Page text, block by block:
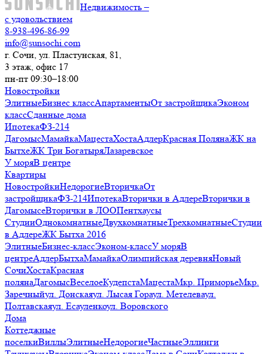
Недвижимость –
с удовольствием
8-938-496-86-99
info@sunsochi.com
г. Сочи, ул. Пластунская, 81,
3 этаж, офис 17
пн-пт 09:30–18:00
Новостройки
ЭлитныеБизнес классАпартаментыОт застройщикаЭконом
классСданные дома
ИпотекаФЗ-214
ДагомысМамайкаМацестаХостаАдлерКрасная ПолянаЖК на
БытхеЖК Три БогатыряЛазаревское
У моряВ центре
Квартиры
НовостройкиНедорогиеВторичкаОт
застройщикаФЗ-214ИпотекаВторички в АдлереВторички в
ДагомысеВторички в ЛООПентхаусы
СтудииОднокомнатныеДвухкомнатныеТрехкомнатныеСтудии
в АдлереЖК Бытха 2016
ЭлитныеБизнес-классЭконом-классУ моряВ
центреАдлерБытхаМамайкаОлимпийская деревняНовый
СочиХостаКрасная
полянаДагомысВеселоеКудепстаМацестаМкр. ПриморьеМкр.
Заречныйул. Донскаяул. Лысая Гораул. Метелеваул.
Полтавскаяул. Есауленкоул. Воровского
Дома
Коттеджные
поселкиВиллыЭлитныеНедорогиеЧастныеЭллинги